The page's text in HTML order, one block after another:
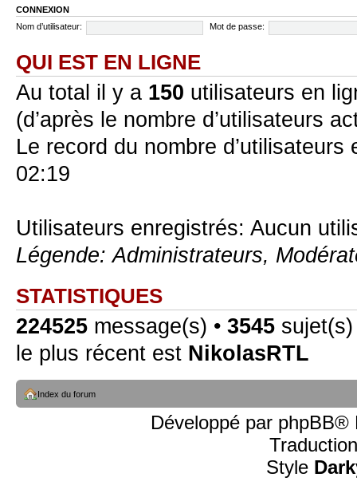
CONNEXION
Nom d’utilisateur:
Mot de passe:
QUI EST EN LIGNE
Au total il y a 150 utilisateurs en
(d’après le nombre d’utilisateurs
Le record du nombre
02:19
Utilisateurs enregistrés: Aucun
Légende:Administrateurs,
STATISTIQUES
224525 message(s) • 3545
le plus récent est NikolasRTL
Index du forum
Développé par phpBB®
Style